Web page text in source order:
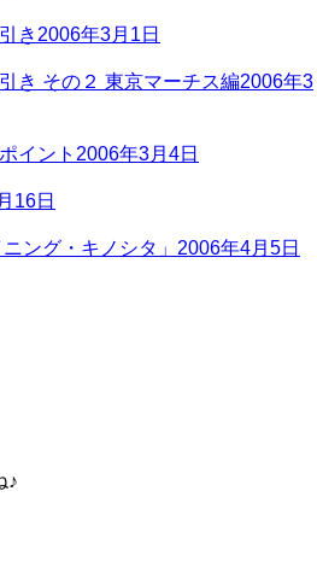
き 2006年3月1日
き その２ 東京マーチス編2006年3
イント 2006年3月4日
16日
ング・キノシタ」 2006年4月5日
♪